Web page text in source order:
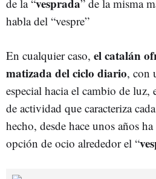
de la “vesprada” de la misma
habla del “vespre”
En cualquier caso, el catalán
matizada del ciclo diario, con
especial hacia el cambio de
de actividad que caracteriza
hecho, desde hace unos años
opción de ocio alrededor el “